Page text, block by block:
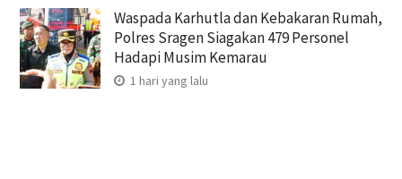
Waspada Karhutla dan Kebakaran Rumah,
Polres Sragen Siagakan 479 Personel
Hadapi Musim Kemarau
1 hari yang lalu